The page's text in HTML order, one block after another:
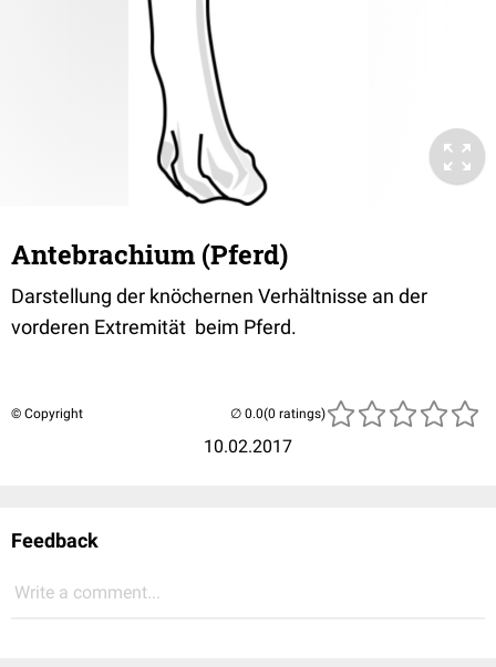
Antebrachium (Pferd)
Darstellung der knöchernen Verhältnisse an der
vorderen Extremität beim Pferd.
© Copyright
10.02.2017
(0 ratings)
Feedback
Write a comment...